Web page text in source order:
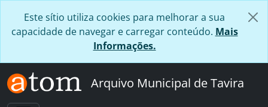
Este sítio utiliza cookies para melhorar a sua
capacidade de navegar e carregar conteúdo. Mais
Informações.
Arquivo Municipal de Tavira